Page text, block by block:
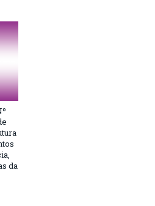
da